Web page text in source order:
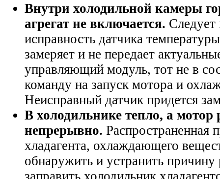
Внутри холодильной камеры
агрегат не включается. Следует
исправность датчика
замеряет и не передает
управляющий модуль, тот не в
команду на запуск мотора и
Неисправный датчик придется
В холодильнике тепло, а мотор
непрерывно. Распространенная
хладагента, охлаждающего
обнаружить и устранить причину
заправить холодильник